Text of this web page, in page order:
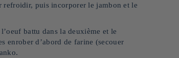
refroidir, puis incorporer le jambon et le
battu dans la deuxième et le
enrober d’abord de farine (secouer